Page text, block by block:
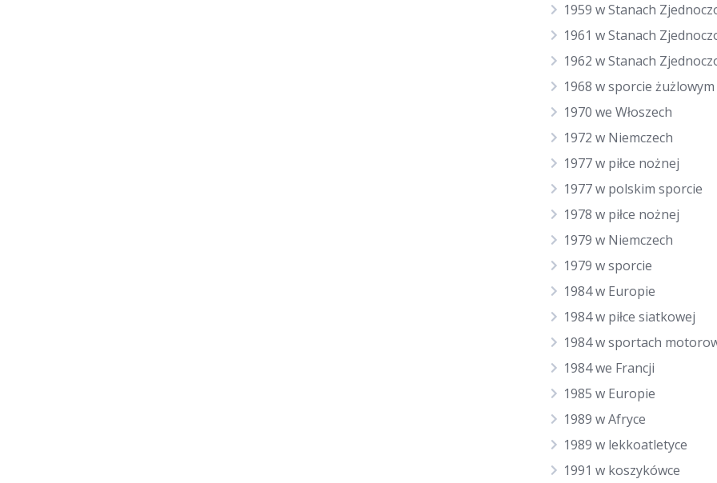
1959 w Stanach
1961 w Stanach
1962 w Stanach
1968 w sporcie żużlowym
1970 we Włoszech
1972 w Niemczech
1977 w piłce nożnej
1977 w polskim sporcie
1978 w piłce nożnej
1979 w Niemczech
1979 w sporcie
1984 w Europie
1984 w piłce siatkowej
1984 w sportach
1984 we Francji
1985 w Europie
1989 w Afryce
1989 w lekkoatletyce
1991 w koszykówce